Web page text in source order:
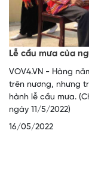
Lễ cầu mưa của
VOV4.VN - Hàng
trên nương, nhưng
hành lễ cầu mưa.
ngày 11/5/2022)
16/05/2022